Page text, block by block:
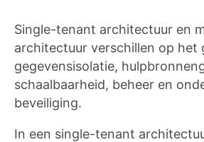
Single-tenant architectuur en
architectuur verschillen op het
gegevensisolatie,
schaalbaarheid, beheer en
beveiliging.
In een single-tenant